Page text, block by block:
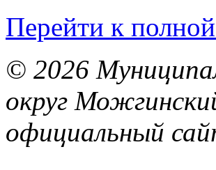
Перейти к
© 2026
округ
официальный